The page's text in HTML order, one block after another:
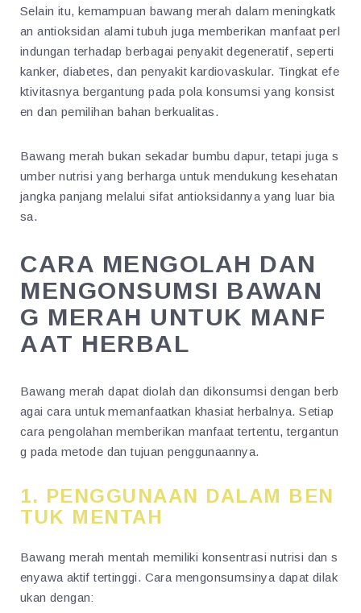
Selain itu, kemampuan bawang merah dalam meningkatk
an antioksidan alami tubuh juga memberikan manfaat perl
indungan terhadap berbagai penyakit degeneratif, seperti
kanker, diabetes, dan penyakit kardiovaskular. Tingkat efe
ktivitasnya bergantung pada pola konsumsi yang konsist
en dan pemilihan bahan berkualitas.
Bawang merah bukan sekadar bumbu dapur, tetapi juga s
umber nutrisi yang berharga untuk mendukung kesehatan
jangka panjang melalui sifat antioksidannya yang luar bia
sa.
CARA MENGOLAH DAN
MENGONSUMSI BAWAN
G MERAH UNTUK MANF
AAT HERBAL
Bawang merah dapat diolah dan dikonsumsi dengan berb
agai cara untuk memanfaatkan khasiat herbalnya. Setiap
cara pengolahan memberikan manfaat tertentu, tergantun
g pada metode dan tujuan penggunaannya.
1. PENGGUNAAN DALAM BEN
TUK MENTAH
Bawang merah mentah memiliki konsentrasi nutrisi dan s
enyawa aktif tertinggi. Cara mengonsumsinya dapat dilak
ukan dengan: